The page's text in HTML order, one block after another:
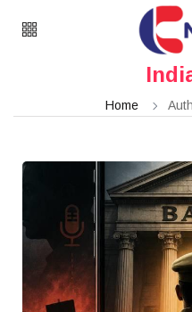
Home